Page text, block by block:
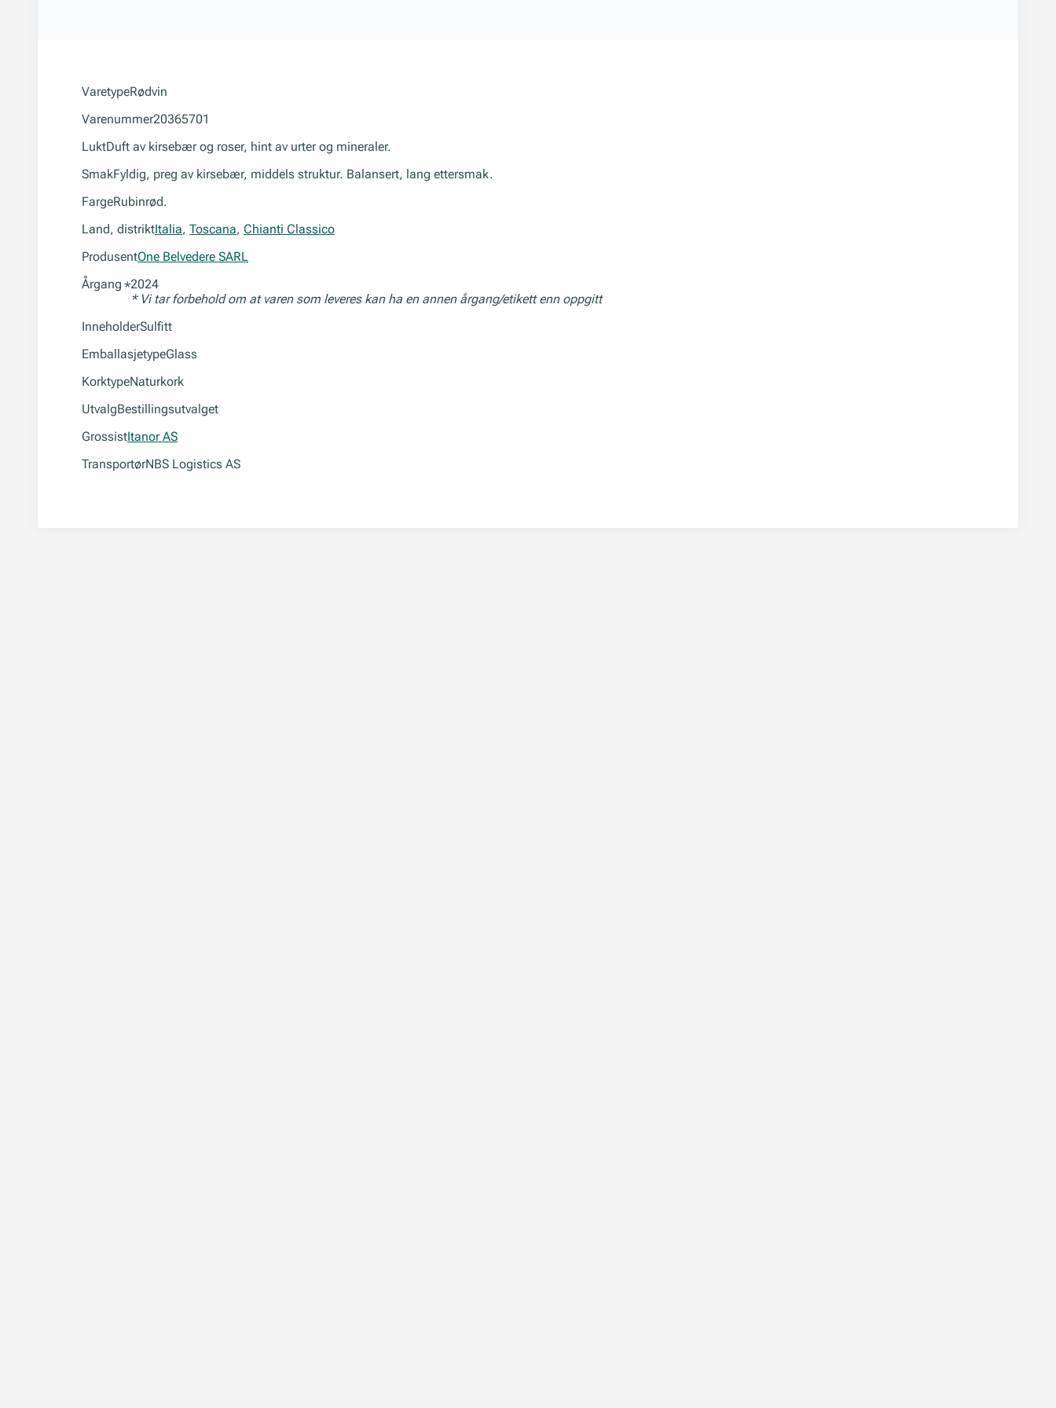
VaretypeRødvin
Varenummer20365701
LuktDuft av kirsebær og roser, hint av urter og mineraler.
SmakFyldig, preg av kirsebær, middels struktur. Balansert, lang ettersmak.
FargeRubinrød.
Land, distriktItalia, Toscana, Chianti Classico
ProdusentOne Belvedere SARL
Årgang *2024
* Vi tar forbehold om at varen som leveres kan ha en annen årgang/etikett enn oppgitt
InneholderSulfitt
EmballasjetypeGlass
KorktypeNaturkork
UtvalgBestillingsutvalget
GrossistItanor AS
TransportørNBS Logistics AS